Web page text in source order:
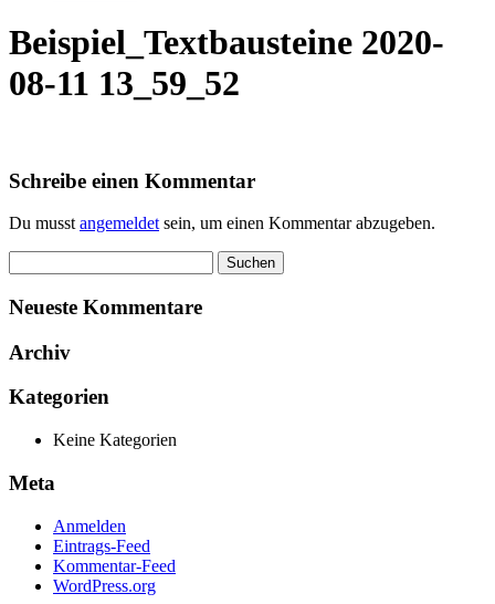
Beispiel_Textbausteine 2020-
08-11 13_59_52
Schreibe einen Kommentar
Du musst angemeldet sein, um einen Kommentar abzugeben.
nach:
Neueste Kommentare
Archiv
Kategorien
Keine Kategorien
Meta
Anmelden
Eintrags-Feed
Kommentar-Feed
WordPress.org